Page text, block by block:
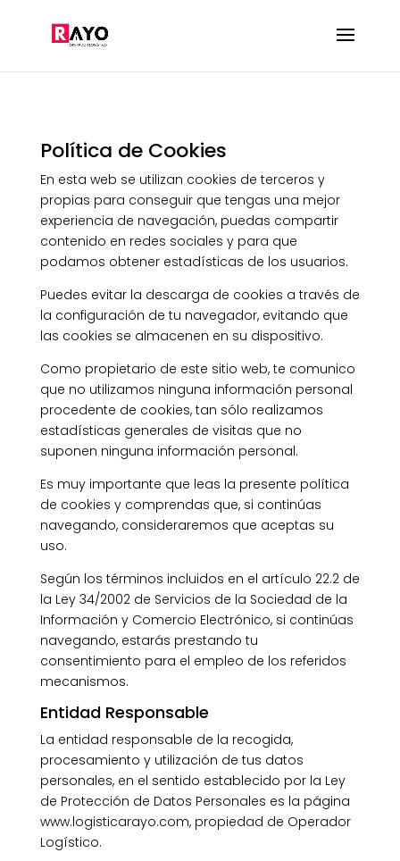
Política de Cookies
En esta web se utilizan cookies de terceros y
propias para conseguir que tengas una mejor
experiencia de navegación, puedas compartir
contenido en redes sociales y para que
podamos obtener estadísticas de los usuarios.
Puedes evitar la descarga de cookies a través de
la configuración de tu navegador, evitando que
las cookies se almacenen en su dispositivo.
Como propietario de este sitio web, te comunico
que no utilizamos ninguna información personal
procedente de cookies, tan sólo realizamos
estadísticas generales de visitas que no
suponen ninguna información personal.
Es muy importante que leas la presente política
de cookies y comprendas que, si continúas
navegando, consideraremos que aceptas su
uso.
Según los términos incluidos en el artículo 22.2 de
la Ley 34/2002 de Servicios de la Sociedad de la
Información y Comercio Electrónico, si continúas
navegando, estarás prestando tu
consentimiento para el empleo de los referidos
mecanismos.
Entidad Responsable
La entidad responsable de la recogida,
procesamiento y utilización de tus datos
personales, en el sentido establecido por la Ley
de Protección de Datos Personales es la página
www.logisticarayo.com, propiedad de Operador
Logístico.